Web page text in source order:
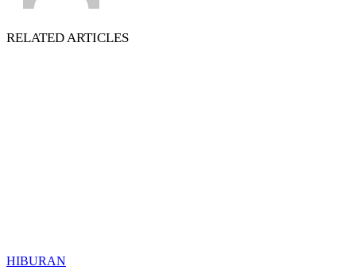
RELATED ARTICLES
HIBURAN